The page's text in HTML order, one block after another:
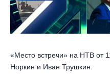
«Место встречи» на НТВ от
Норкин и Иван Трушкин.